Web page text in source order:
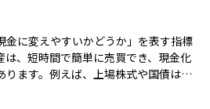
種であり、長期的に安定した収益を
されるポイントです。なお、利金には
ため、実際の受取額は課税後の金額と
金に変えやすいかどうか」を表す指標
は、短時間で簡単に売買でき、現金化
ります。例えば、上場株式や国債は市